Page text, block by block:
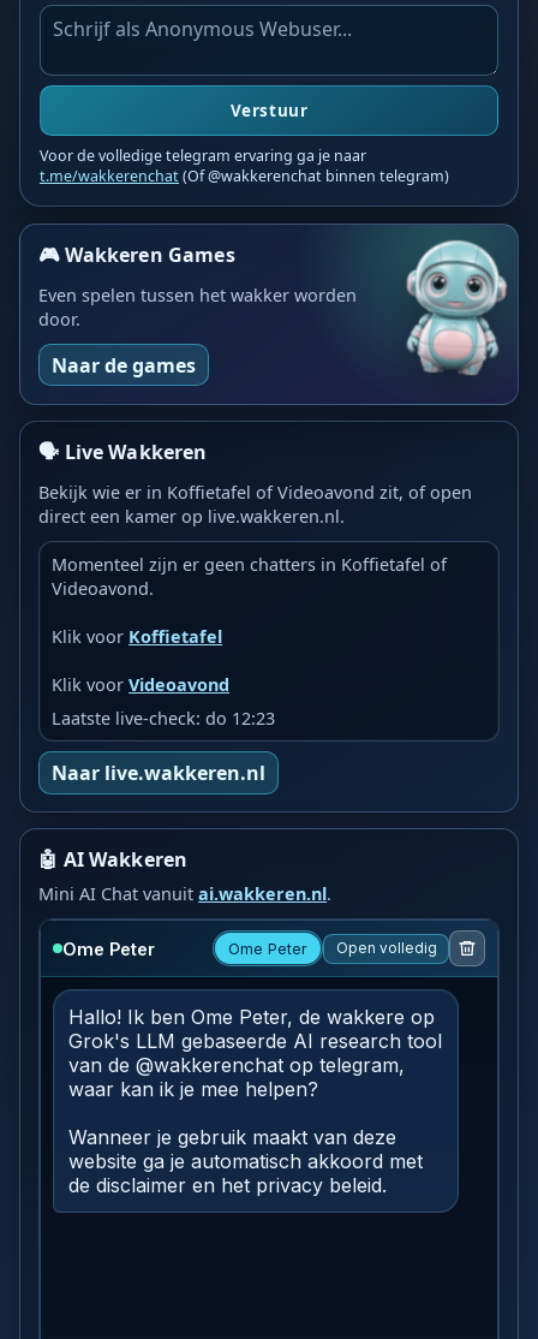
Verstuur
Voor de volledige telegram ervaring ga je naar
t.me/wakkerenchat(Of @wakkerenchat binnen telegram)
🎮 Wakkeren Games
Even spelen tussen het wakker worden
door.
Naar de games
🗣️ Live Wakkeren
Bekijk wie er in Koffietafel of Videoavond zit, of open
direct een kamer op live.wakkeren.nl.
Momenteel zijn er geen chatters in Koffietafel of
Videoavond.
Klik voor Koffietafel
Klik voorVideoavond
Laatste live-check: do 12:23
Naar live.wakkeren.nl
🤖 AI Wakkeren
Mini AI Chat vanuitai.wakkeren.nl.